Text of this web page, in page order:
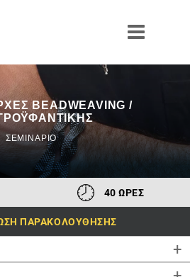
BEADWEAVING /
ΣΕΜΙΝΑΡΙΟ
40 ΩΡΕΣ
ΠΑΡΑΚΟΛΟΥΘΗΣΗΣ